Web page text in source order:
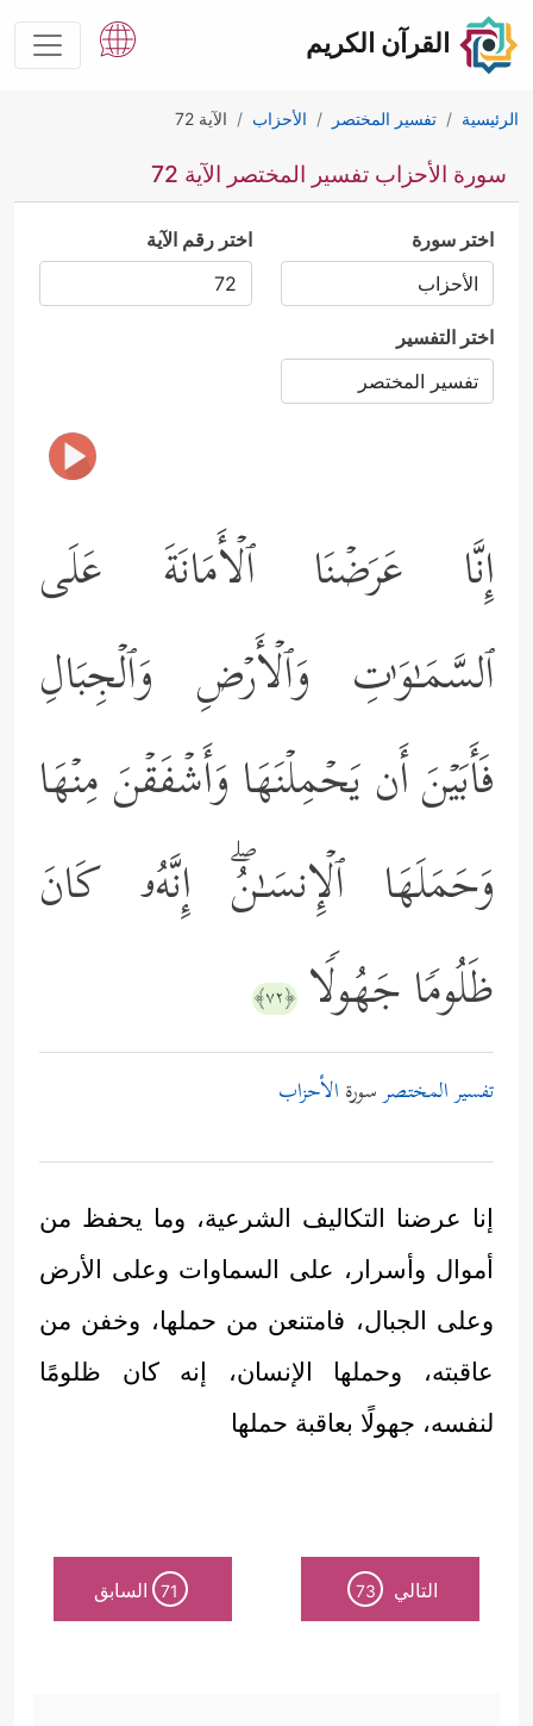
القرآن الكريم
الرئيسية تفسير المختصر الأحزاب الآية 72
سورة الأحزاب تفسير المختصر الآية 72
اختر سورة اختر رقم الآية
اختر التفسير
إِنَّا عَرَضۡنَا ٱلۡأَمَانَةَ عَلَى
ٱلسَّمَـٰوَ ٰ⁠تِ وَٱلۡأَرۡضِ وَٱلۡجِبَالِ
فَأَبَیۡنَ أَن یَحۡمِلۡنَهَا وَأَشۡفَقۡنَ مِنۡهَا
وَحَمَلَهَا ٱلۡإِنسَـٰنُۖ إِنَّهُۥ كَانَ
ظَلُومࣰا جَهُولࣰا ﴿٧٢﴾
تفسير المختصرسورة الأحزاب
إنا عرضنا التكاليف الشرعية، وما يحفظ من
أموال وأسرار، على السماوات وعلى الأرض
وعلى الجبال، فامتنعن من حملها، وخفن من
عاقبته، وحملها الإنسان، إنه كان ظلومًا
لنفسه، جهولًا بعاقبة حملها
التالي 73
71 السابق